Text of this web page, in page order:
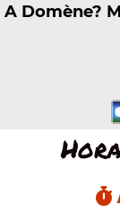
A Domène?